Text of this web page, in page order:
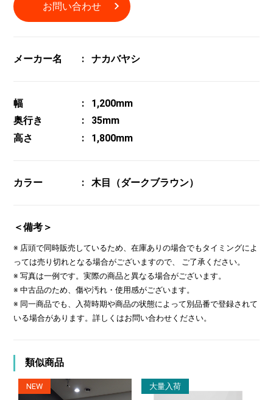
お問い合わせ
メーカー名 ナカバヤシ
幅
1,200mm
奥行き
35mm
高さ
1,800mm
カラー 木目（ダークブラウン）
＜備考＞
※ 店頭で同時販売しているため、在庫ありの場合でもタイミングによ
っては売り切れとなる場合がございますので、 ご了承ください。
※ 写真は一例です。実際の商品と異なる場合がございます。
※ 中古品のため、傷や汚れ・使用感がございます。
※ 同一商品でも、入荷時期や商品の状態によって別品番で登録されて
いる場合があります。詳しくはお問い合わせください。
類似商品
NEW 大量入荷